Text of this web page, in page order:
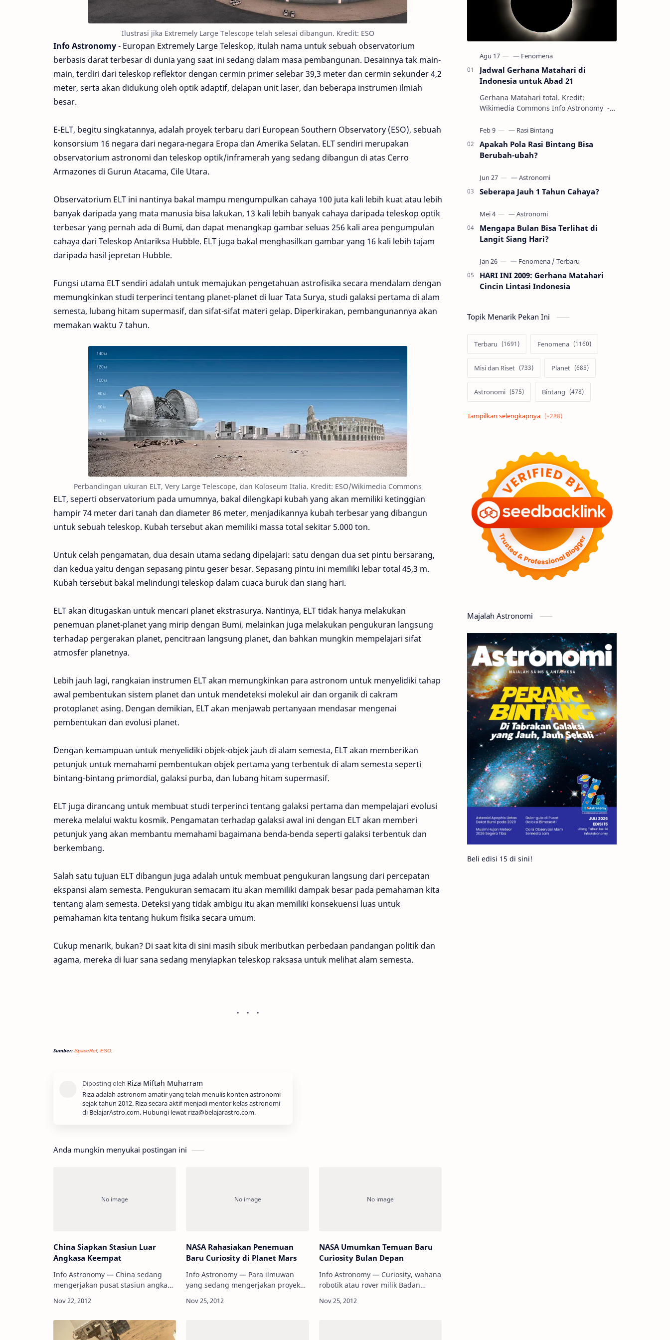
Ilustrasi jika Extremely Large Telescope telah selesai dibangun. Kredit: ESO
Info Astronomy- Europan Extremely Large Teleskop, itulah nama untuk sebuah observatorium
berbasis darat terbesar di dunia yang saat ini sedang dalam masa pembangunan. Desainnya tak main-
main, terdiri dari teleskop reflektor dengan cermin primer selebar 39,3 meter dan cermin sekunder 4,2
meter, serta akan didukung oleh optik adaptif, delapan unit laser, dan beberapa instrumen ilmiah
besar.
E-ELT, begitu singkatannya, adalah proyek terbaru dari European Southern Observatory (ESO), sebuah
konsorsium 16 negara dari negara-negara Eropa dan Amerika Selatan. ELT sendiri merupakan
observatorium astronomi dan teleskop optik/inframerah yang sedang dibangun di atas Cerro
Armazones di Gurun Atacama, Cile Utara.
Observatorium ELT ini nantinya bakal mampu mengumpulkan cahaya 100 juta kali lebih kuat atau lebih
banyak daripada yang mata manusia bisa lakukan, 13 kali lebih banyak cahaya daripada teleskop optik
terbesar yang pernah ada di Bumi, dan dapat menangkap gambar seluas 256 kali area pengumpulan
cahaya dari Teleskop Antariksa Hubble. ELT juga bakal menghasilkan gambar yang 16 kali lebih tajam
daripada hasil jepretan Hubble.
Fungsi utama ELT sendiri adalah untuk memajukan pengetahuan astrofisika secara mendalam dengan
memungkinkan studi terperinci tentang planet-planet di luar Tata Surya, studi galaksi pertama di alam
semesta, lubang hitam supermasif, dan sifat-sifat materi gelap. Diperkirakan, pembangunannya akan
memakan waktu 7 tahun.
Perbandingan ukuran ELT, Very Large Telescope, dan Koloseum Italia. Kredit: ESO/Wikimedia Commons
ELT, seperti observatorium pada umumnya, bakal dilengkapi kubah yang akan memiliki ketinggian
hampir 74 meter dari tanah dan diameter 86 meter, menjadikannya kubah terbesar yang dibangun
untuk sebuah teleskop. Kubah tersebut akan memiliki massa total sekitar 5.000 ton.
Untuk celah pengamatan, dua desain utama sedang dipelajari: satu dengan dua set pintu bersarang,
dan kedua yaitu dengan sepasang pintu geser besar. Sepasang pintu ini memiliki lebar total 45,3 m.
Kubah tersebut bakal melindungi teleskop dalam cuaca buruk dan siang hari.
ELT akan ditugaskan untuk mencari planet ekstrasurya. Nantinya, ELT tidak hanya melakukan
penemuan planet-planet yang mirip dengan Bumi, melainkan juga melakukan pengukuran langsung
terhadap pergerakan planet, pencitraan langsung planet, dan bahkan mungkin mempelajari sifat
atmosfer planetnya.
Lebih jauh lagi, rangkaian instrumen ELT akan memungkinkan para astronom untuk menyelidiki tahap
awal pembentukan sistem planet dan untuk mendeteksi molekul air dan organik di cakram
protoplanet asing. Dengan demikian, ELT akan menjawab pertanyaan mendasar mengenai
pembentukan dan evolusi planet.
Dengan kemampuan untuk menyelidiki objek-objek jauh di alam semesta, ELT akan memberikan
petunjuk untuk memahami pembentukan objek pertama yang terbentuk di alam semesta seperti
bintang-bintang primordial, galaksi purba, dan lubang hitam supermasif.
ELT juga dirancang untuk membuat studi terperinci tentang galaksi pertama dan mempelajari evolusi
mereka melalui waktu kosmik. Pengamatan terhadap galaksi awal ini dengan ELT akan memberi
petunjuk yang akan membantu memahami bagaimana benda-benda seperti galaksi terbentuk dan
berkembang.
Salah satu tujuan ELT dibangun juga adalah untuk membuat pengukuran langsung dari percepatan
ekspansi alam semesta. Pengukuran semacam itu akan memiliki dampak besar pada pemahaman kita
tentang alam semesta. Deteksi yang tidak ambigu itu akan memiliki konsekuensi luas untuk
pemahaman kita tentang hukum fisika secara umum.
Cukup menarik, bukan? Di saat kita di sini masih sibuk meributkan perbedaan pandangan politik dan
agama, mereka di luar sana sedang menyiapkan teleskop raksasa untuk melihat alam semesta.
Sumber: SpaceRef, ESO.
Riza adalah astronom amatir yang telah menulis konten astronomi
sejak tahun 2012. Riza secara aktif menjadi mentor kelas astronomi
di BelajarAstro.com. Hubungi lewat riza@belajarastro.com.
Anda mungkin menyukai postingan ini
China Siapkan Stasiun Luar
Angkasa Keempat
Info Astronomy — China sedang
mengerjakan pusat stasiun angkasa
luar yang terletak di Provisinsi
tempat peluncur…
NASA Rahasiakan Penemuan
Baru Curiosity di Planet Mars
Info Astronomy — Para ilmuwan
yang sedang mengerjakan proyek
penjelajah (rover) Curiosity di
NASA Umumkan Temuan Baru
Curiosity Bulan Depan
Info Astronomy — Curiosity, wahana
robotik atau rover milik Badan
dilaporkan memperoleh temuan
Jadwal Gerhana Matahari di
Indonesia untuk Abad 21
Gerhana Matahari total. Kredit:
Wikimedia Commons Info Astronomy -
gerhana Matahari akan terjadi sebanyak
22…
Apakah Pola Rasi Bintang Bisa
Berubah-ubah?
Seberapa Jauh 1 Tahun Cahaya?
Mengapa Bulan Bisa Terlihat di
Langit Siang Hari?
HARI INI 2009: Gerhana Matahari
Cincin Lintasi Indonesia
Topik Menarik Pekan Ini
Terbaru Fenomena
Misi dan Riset Planet
Astronomi Bintang
Alam semesta Galaksi
Tata Surya
Hype Astronot
Asteroid Observasi
Premium Komet
Penelitian
Satelit
Aurora Supernova
Nebula Sponsored
Matahari Mars
Planet Katai Featured
GMT 2016 History
Hoax Bima Sakti
Meteor Gerhana
Komet ISON Jupiter
Planet Kerdil Bumi
Pengetahuan Berita
Majalah Astronomi
Beli edisi 15 di sini!